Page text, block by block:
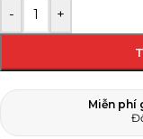
- +
Miễn phí